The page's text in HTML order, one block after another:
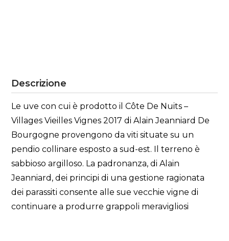
Descrizione
Le uve con cui è prodotto il Côte De Nuits –
Villages Vieilles Vignes 2017 di Alain Jeanniard De
Bourgogne provengono da viti situate su un
pendio collinare esposto a sud-est. Il terreno è
sabbioso argilloso. La padronanza, di Alain
Jeanniard, dei principi di una gestione ragionata
dei parassiti consente alle sue vecchie vigne di
continuare a produrre grappoli meravigliosi